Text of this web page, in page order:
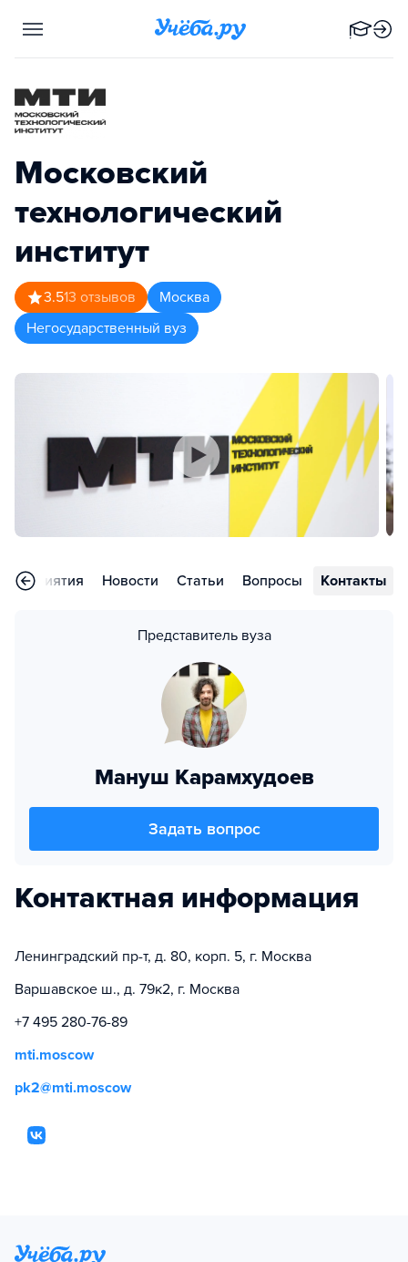
Московский
технологический
институт
3.513 отзывов
Москва
Негосударственный вуз
Новости Статьи Вопросы Контакты
Представитель вуза
Мануш Карамхудоев
Задать вопрос
Контактная информация
Ленинградский пр-т, д. 80, корп. 5, г. Москва
Варшавское ш., д. 79к2, г. Москва
+7 495 280-76-89
mti.moscow
pk2@mti.moscow